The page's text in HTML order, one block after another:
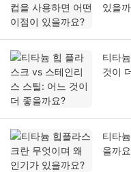
있을
티타
것이
티타
을까